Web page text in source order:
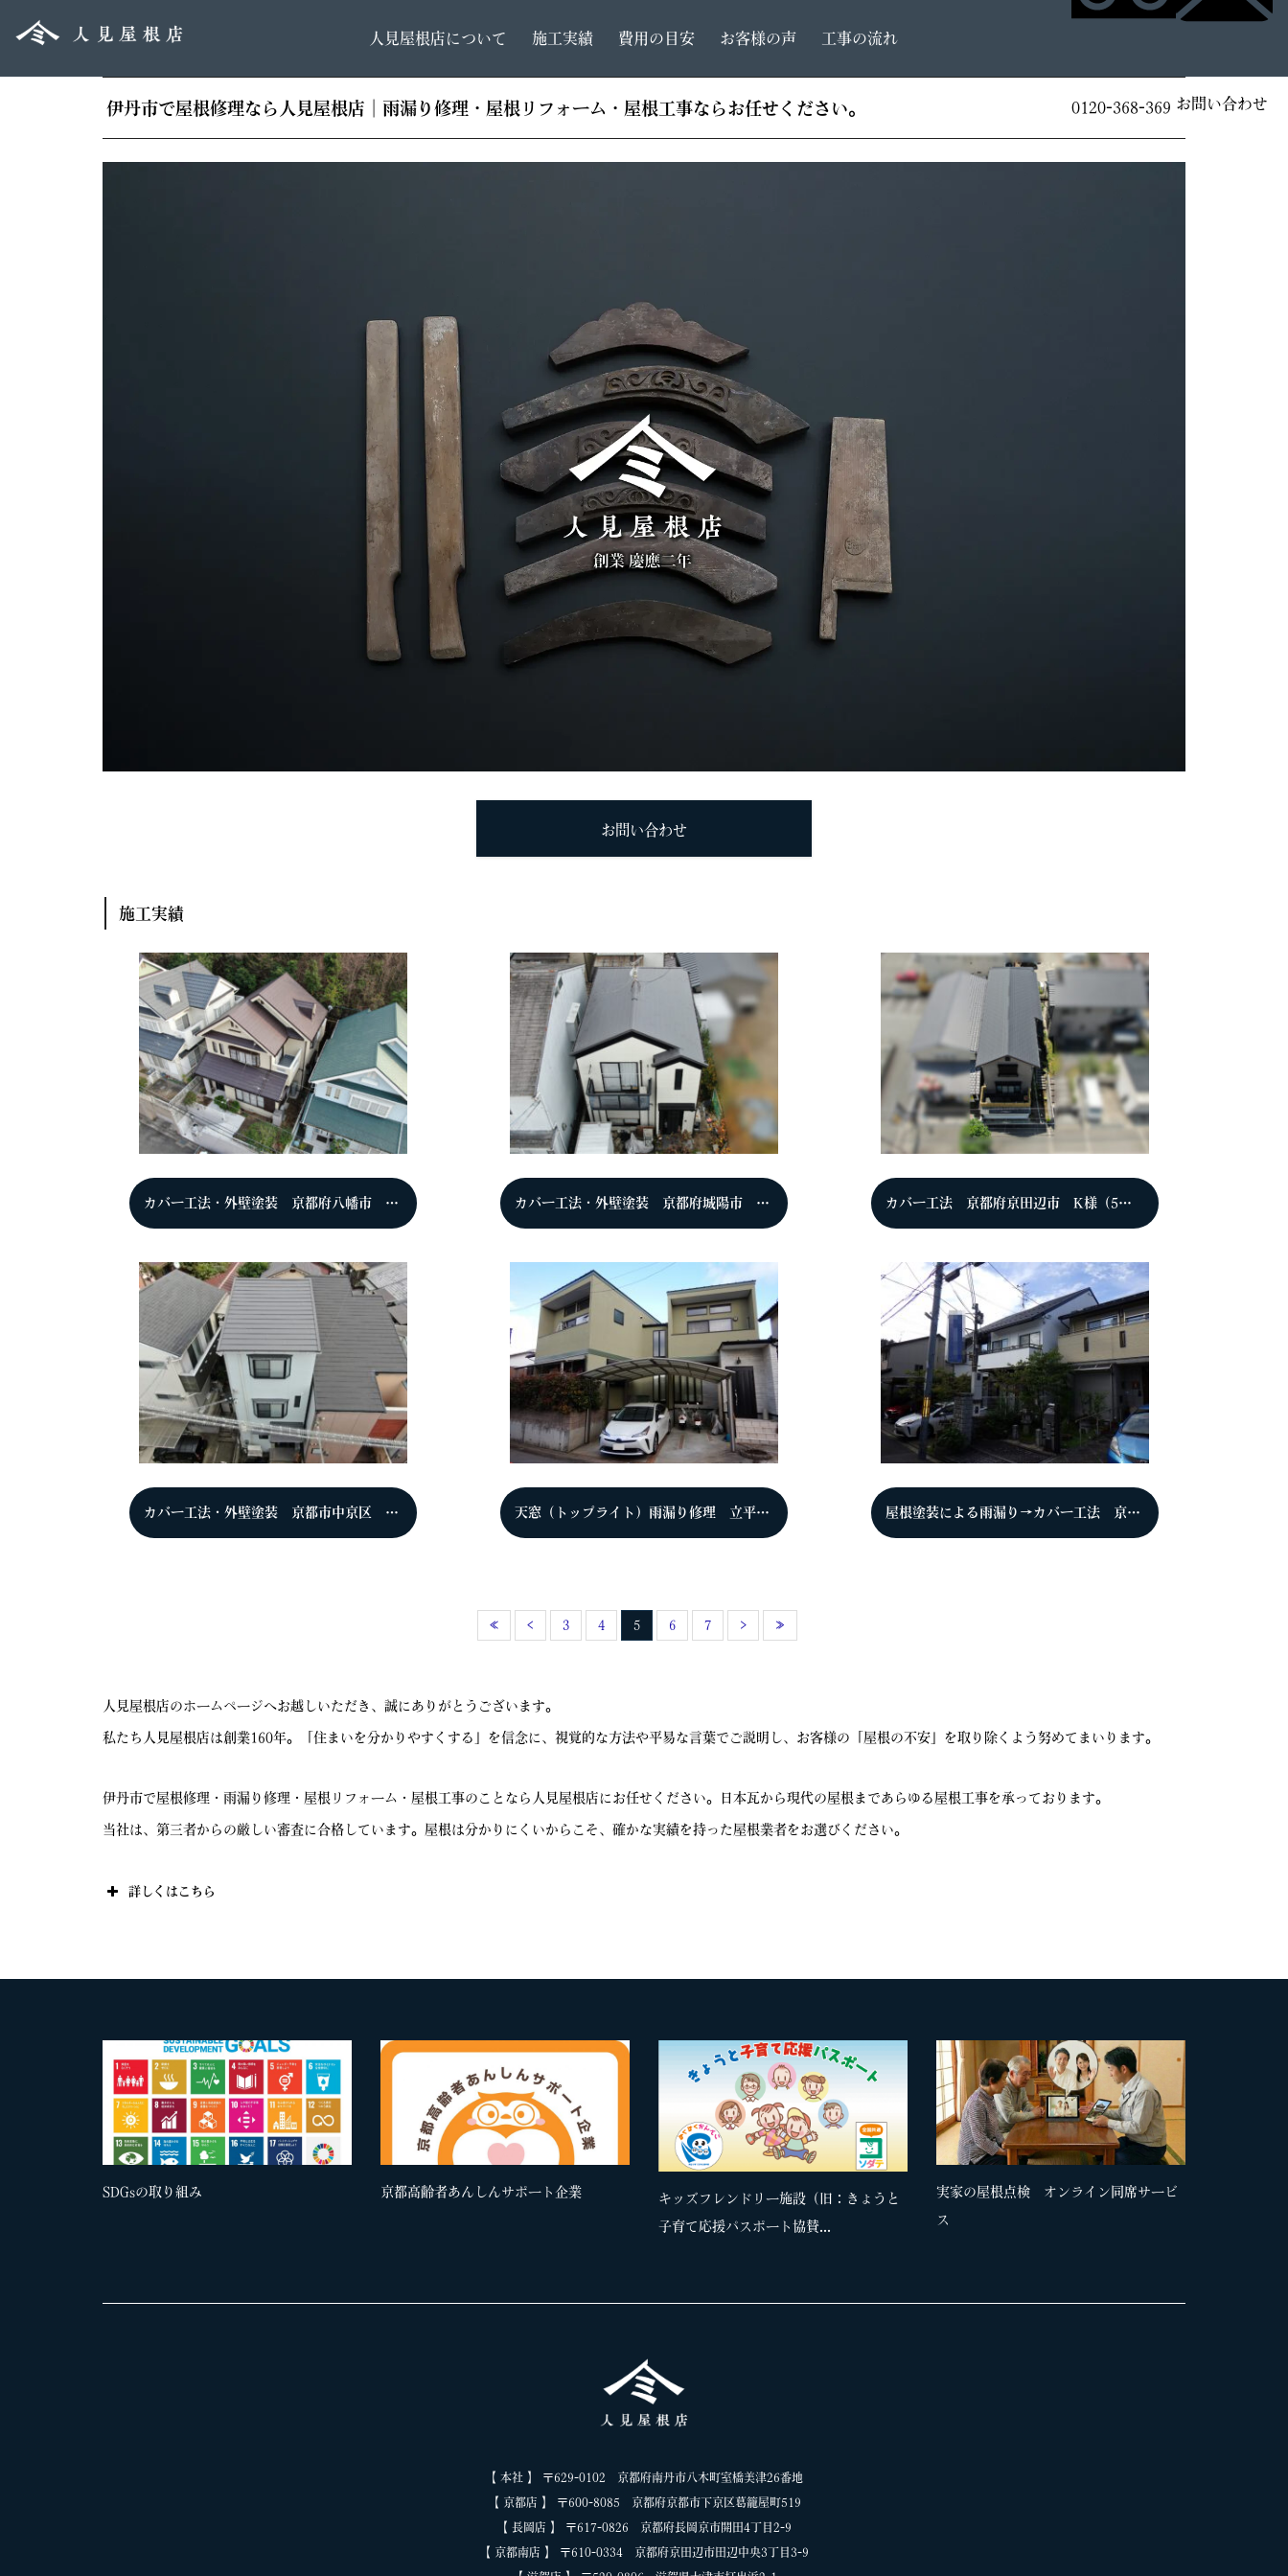
人見屋根店について 施工実績 費用の目安 お客様の声 工事の流れ
0120-368-369 お問い合わせ
伊丹市で屋根修理なら人見屋根店｜雨漏り修理・屋根リフォーム・屋根工事ならお任せください。
お問い合わせ
施工実績
カバー工法・外壁塗装 京都府八幡市 T様 カバー工法・外壁塗装 京都府城陽市 N様 カバー工法 京都府京田辺市 K様（5年点検時）
カバー工法・外壁塗装 京都市中京区 F様 天窓（トップライト）雨漏り修理 立平333 京都市西京区 K様 屋根塗装による雨漏り→カバー工法 京都市右京区 T様
« ‹ 3 4 5 6 7 › »
人見屋根店のホームページへお越しいただき、誠にありがとうございます。
私たち人見屋根店は創業160年。「住まいを分かりやすくする」を信念に、視覚的な方法や平易な言葉でご説明し、お客様の「屋根の不安」を取り除くよう努めてまいります。
伊丹市で屋根修理・雨漏り修理・屋根リフォーム・屋根工事のことなら人見屋根店にお任せください。日本瓦から現代の屋根まであらゆる屋根工事を承っております。
当社は、第三者からの厳しい審査に合格しています。屋根は分かりにくいからこそ、確かな実績を持った屋根業者をお選びください。
詳しくはこちら
SDGsの取り組み 京都高齢者あんしんサポート企業
キッズフレンドリー施設（旧：きょうと
子育て応援パスポート協賛...
実家の屋根点検 オンライン同席サービ
ス
【 本社 】 〒629-0102 京都府南丹市八木町室橋美津26番地
【 京都店 】 〒600-8085 京都府京都市下京区葛籠屋町519
【 長岡店 】 〒617-0826 京都府長岡京市開田4丁目2-9
【 京都南店 】 〒610-0334 京都府京田辺市田辺中央3丁目3-9